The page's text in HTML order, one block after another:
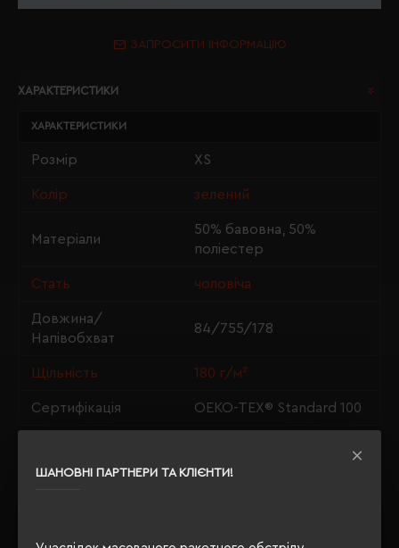
ШАНОВНІ ПАРТНЕРИ ТА КЛІЄНТИ!
ЗАПРОСИТИ ІНФОРМАЦІЮ
ХАРАКТЕРИСТИКИ
ХАРАКТЕРИСТИКИ
Розмір XS
Колір зелений
Матеріали
50% бавовна, 50%
поліестер
Стать чоловіча
Довжина/
Напівобхват
84/755/178
Щільність 180 г/м²
Сертифікація OEKO-TEX® Standard 100